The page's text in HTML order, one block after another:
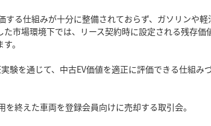
る仕組みが十分に整備されておらず、ガソリンや軽
市場環境下では、リース契約時に設定される残存価
。
を通じて、中古EV価値を適正に評価できる仕組み
終えた車両を登録会員向けに売却する取引会。